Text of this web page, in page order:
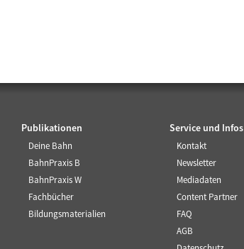
Publikationen
Deine Bahn
BahnPraxis B
BahnPraxis W
Fachbücher
Bildungsmaterialien
Service und Infos
Kontakt
Newsletter
Mediadaten
Content Partner
FAQ
AGB